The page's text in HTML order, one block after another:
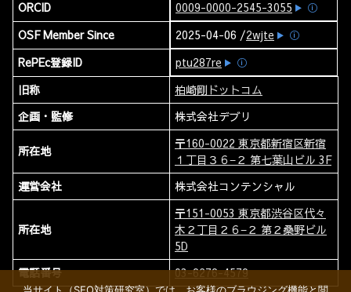
ORCID
0009-0000-2545-3055
ⓘ
OSF Member Since
2025-04-06 /2wjte
ⓘ
RePEc登録ID
ptu287re
ⓘ
旧称
柏崎剛ドットコム
企画・監修
株式会社デブリ
所在地
〒160-0022 東京都新宿区新宿
１丁目３６−２ 第七葉山ビル 3F
運営会社
株式会社コンテンシャル
所在地
〒151-0053 東京都渋谷区代々
木２丁目２６−２ 第２桑野ビル
5D
電話番号
03-6276-4579